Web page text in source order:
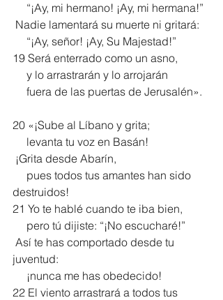
     “¡Ay, mi hermano! ¡Ay, mi hermana!”
Nadie lamentará su muerte ni gritará:
     “¡Ay, señor! ¡Ay, Su Majestad!”
19 Será enterrado como un asno,
     y lo arrastrarán y lo arrojarán
     fuera de las puertas de Jerusalén».
20 «¡Sube al Líbano y grita;
     levanta tu voz en Basán!
¡Grita desde Abarín,
destruidos!
21 Yo te hablé cuando te iba bien,
     pero tú dijiste: “¡No escucharé!”
juventud:
     ¡nunca me has obedecido!
22 El viento arrastrará a todos tus